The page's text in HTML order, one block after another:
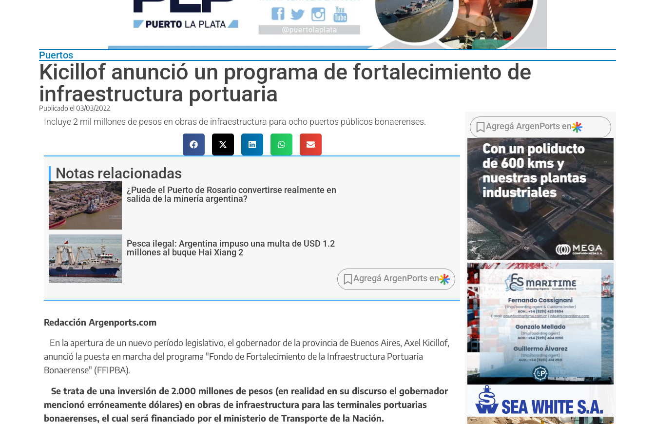
Puertos
Kicillof anunció un programa de fortalecimiento de
infraestructura portuaria
Publicado el 03/03/2022
Incluye 2 mil millones de pesos en obras de infraestructura para ocho puertos públicos bonaerenses.
Notas relacionadas
¿Puede el Puerto de Rosario convertirse realmente en
salida de la minería argentina?
Pesca ilegal: Argentina impuso una multa de USD 1.2
millones al buque Hai Xiang 2
Agregá ArgenPorts en
Redacción Argenports.com
En la apertura de un nuevo período legislativo, el gobernador de la provincia de Buenos Aires, Axel Kicillof,
anunció la puesta en marcha del programa "Fondo de Fortalecimiento de la Infraestructura Portuaria
Bonaerense" (FFIPBA).
Se trata de una inversión de 2.000 millones de pesos (en realidad en su discurso el gobernador
mencionó erróneamente dólares) en obras de infraestructura para las terminales portuarias
bonaerenses, el cual será financiado por el ministerio de Transporte de la Nación.
Agregá ArgenPorts en